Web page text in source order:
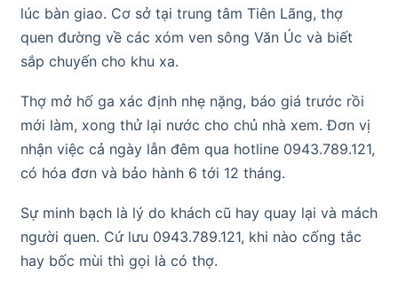
lúc bàn giao. Cơ sở tại trung tâm Tiên Lãng, thợ
quen đường về các xóm ven sông Văn Úc và biết
sắp chuyến cho khu xa.
Thợ mở hố ga xác định nhẹ nặng, báo giá trước rồi
mới làm, xong thử lại nước cho chủ nhà xem. Đơn vị
nhận việc cả ngày lẫn đêm qua hotline 0943.789.121,
có hóa đơn và bảo hành 6 tới 12 tháng.
Sự minh bạch là lý do khách cũ hay quay lại và mách
người quen. Cứ lưu 0943.789.121, khi nào cống tắc
hay bốc mùi thì gọi là có thợ.